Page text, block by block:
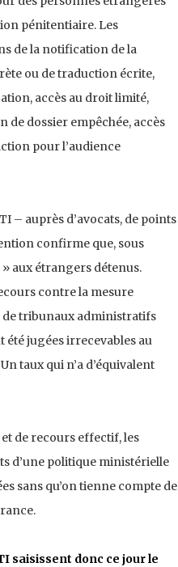
pénitentiaire. Les
de la notification de la
ou de traduction écrite,
accès au droit limité,
de dossier empêchée, accès
pour l’audience
– auprès d’avocats, de points
confirme que, sous
aux étrangers détenus.
contre la mesure
de tribunaux administratifs
été jugées irrecevables au
taux qui n’a d’équivalent
de recours effectif, les
d’une politique ministérielle
sans qu’on tienne compte de
saisissent donc ce jour le